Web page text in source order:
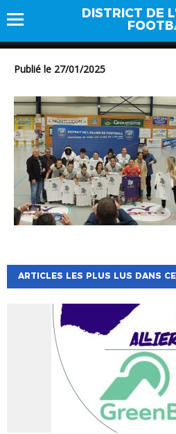
DISTRICT DE
DSCN0885
Publié le 27/01/2025
ARTICLES LES PLUS LUS DANS